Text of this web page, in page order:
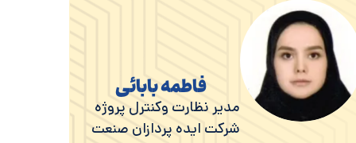
فاطمه بابائی
مدیر نظارت وکنترل پروژه
شرکت ایده پردازان صنعت
سوابق تحصیلی
سرمایه گذاری، آماده سازی بنگاه برای ورود به صنعت، اخذ
مجوزها و ثبت حقوقی
حوزه مشاوره
سرمایه گذاری و تامین مالی، امکانسجی فنی اقتصادی مالی
سرمایه گذاری